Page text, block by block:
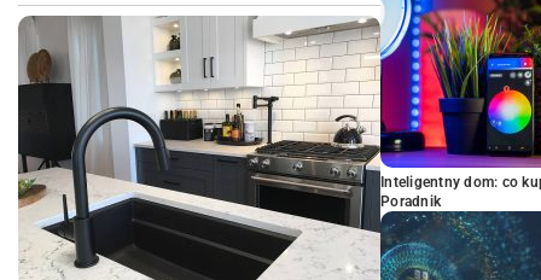
Inteligentny dom: co
Poradnik